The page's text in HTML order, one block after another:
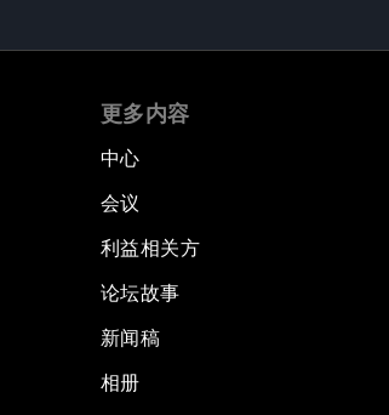
更多内容
中心
会议
利益相关方
论坛故事
新闻稿
相册